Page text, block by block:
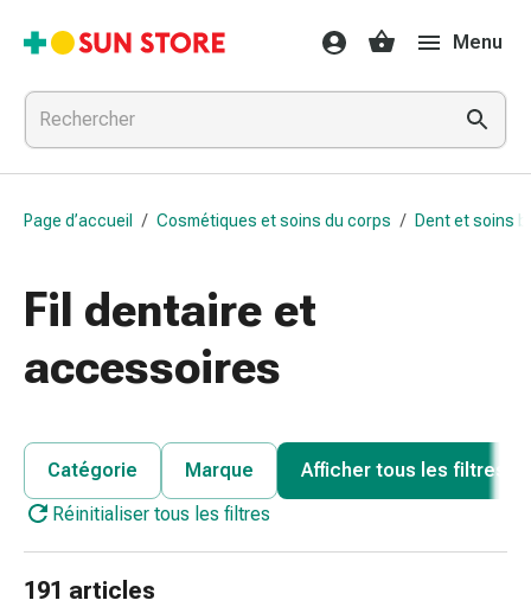
Médicaments
et
traitements
Refroidissement
et
grippe
contre
Mal
gorge
refroidissement
Toux
Inhalateurs
Douche
Menu
Page d’accueil / Cosmétiques et soins du corps / Dent et soins
Fil dentaire et
accessoires
Catégorie Marque
Afficher tous les filtres
Réinitialiser tous les filtres
191 articles